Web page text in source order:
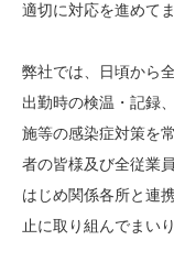
適切に対応を進めて
弊社では、日頃から
出勤時の検温・記録
施等の感染症対策を
者の皆様及び全従業
はじめ関係各所と連
止に取り組んでまいり